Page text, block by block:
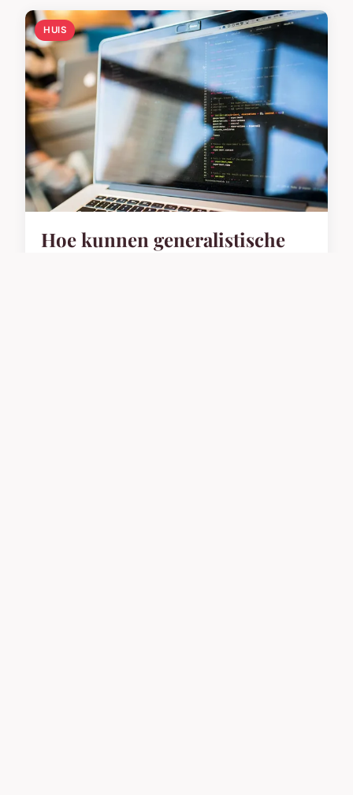
Hoe kies je de juiste
verlichting voor elke kamer?
Wist je dat 78% van de Nederlanders aangeeft dat
goede verlichting hun thuisgevoel in 2024 sterk
verbetert (bron: Dutch ...
6 januari 2026 6 min leestijd →
HUIS